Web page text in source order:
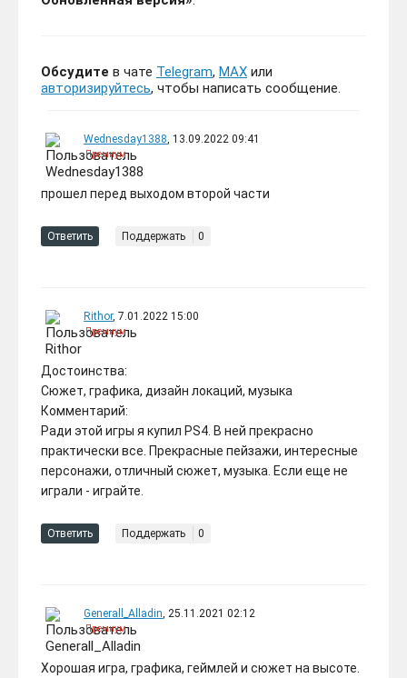
Обсудите в чате Telegram, MAX или
авторизируйтесь, чтобы написать сообщение.
Wednesday1388, 13.09.2022 09:41
Премиум
прошел перед выходом второй части
Ответить Поддержать 0
Rithor, 7.01.2022 15:00
Премиум
Достоинства:
Сюжет, графика, дизайн локаций, музыка
Комментарий:
Ради этой игры я купил PS4. В ней прекрасно
практически все. Прекрасные пейзажи, интересные
персонажи, отличный сюжет, музыка. Если еще не
играли - играйте.
Ответить Поддержать 0
Generall_Alladin, 25.11.2021 02:12
Премиум
Хорошая игра, графика, геймлей и сюжет на высоте.